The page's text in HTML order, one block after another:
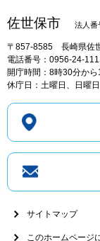
佐世保市 法人番
〒857-8585 長崎県佐
電話番号：0956-24-
開庁時間：8時30分か
休庁日：土曜日、日曜
サイトマップ
このホームページ